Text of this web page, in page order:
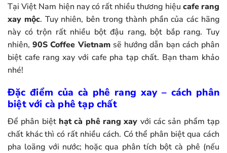
Tại Việt Nam hiện nay có rất nhiều thương hiệu cafe rang
xay mộc. Tuy nhiên, bên trong thành phần của các hãng
này có trộn rất nhiều bột đậu rang, bột bắp rang. Tuy
nhiên,90S Coffee Vietnamsẽ hướng dẫn bạn cách phân
biệt cafe rang xay với cafe pha tạp chất. Bạn tham khảo
nhé!
Đặc điểm của cà phê rang xay – cách phân
biệt với cà phê tạp chất
Để phân biệt hạt cà phê rang xay với các sản phẩm tạp
chất khác thì có rất nhiều cách. Có thể phân biệt qua cách
pha loãng với nước; hoặc qua phân tích bột cà phê (nếu